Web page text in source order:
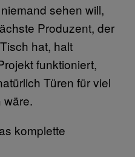
sehen will,
Produzent, der
hat, halt
funktioniert,
Türen für viel
wäre.
komplette